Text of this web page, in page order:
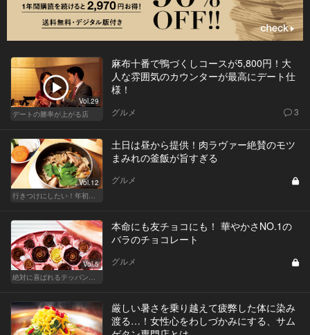
Vol.29
デートの勝率が上がる店
麻布十番で鴨づくしコースが5,800円！大
人な雰囲気のカウンターが最高にデート仕
様！
グルメ 3
Vol.12
土日は昼から提供！肉ラヴァー絶賛のモツ
まみれの釜飯が旨すぎる
グルメ
Vol.5
本命にも友チョコにも！ 華やかさNO.1の
バラのチョコレート
グルメ
厳しい暑さを乗り越えて疲弊した体に染み
渡る…！女性心をわしづかみにする、サム